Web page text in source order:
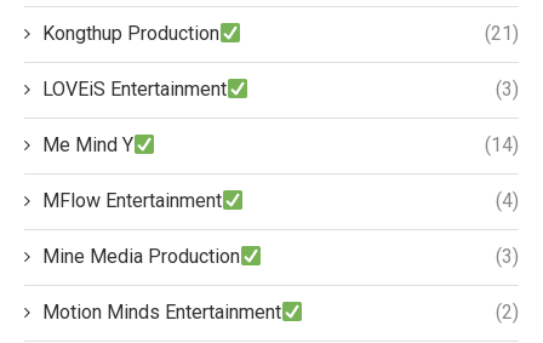
Kongthup Production (21)
LOVEiS Entertainment (3)
Me Mind Y (14)
MFlow Entertainment (4)
Mine Media Production (3)
Motion Minds Entertainment (2)